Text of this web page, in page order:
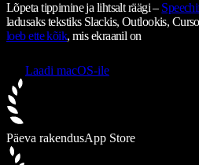
Lõpeta tippimine ja lihtsalt räägi –
ladusaks tekstiks Slackis, Outlookis,
loeb ette kõik, mis ekraanil on
Laadi macOS-ile
Päeva rakendusApp Store